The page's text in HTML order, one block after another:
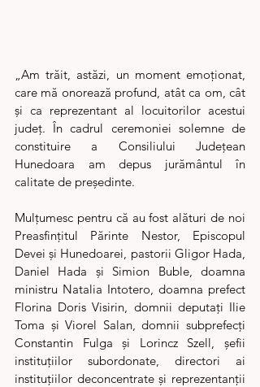
„Am trăit, astăzi, un moment emoționat,
care mă onorează profund, atât ca om, cât
și ca reprezentant al locuitorilor acestui
județ. În cadrul ceremoniei solemne de
constituire a Consiliului Județean
Hunedoara am depus jurământul în
calitate de președinte.
Mulțumesc pentru că au fost alături de noi
Preasfințitul Părinte Nestor, Episcopul
Devei și Hunedoarei, pastorii Gligor Hada,
Daniel Hada și Simion Buble, doamna
ministru Natalia Intotero, doamna prefect
Florina Doris Visirin, domnii deputați Ilie
Toma și Viorel Salan, domnii subprefecți
Constantin Fulga și Lorincz Szell, șefii
instituțiilor subordonate, directori ai
instituțiilor deconcentrate și reprezentanții